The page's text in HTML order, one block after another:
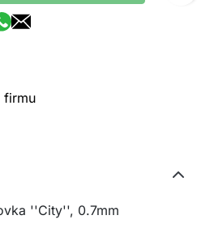
firmu
''City'', 0.7mm